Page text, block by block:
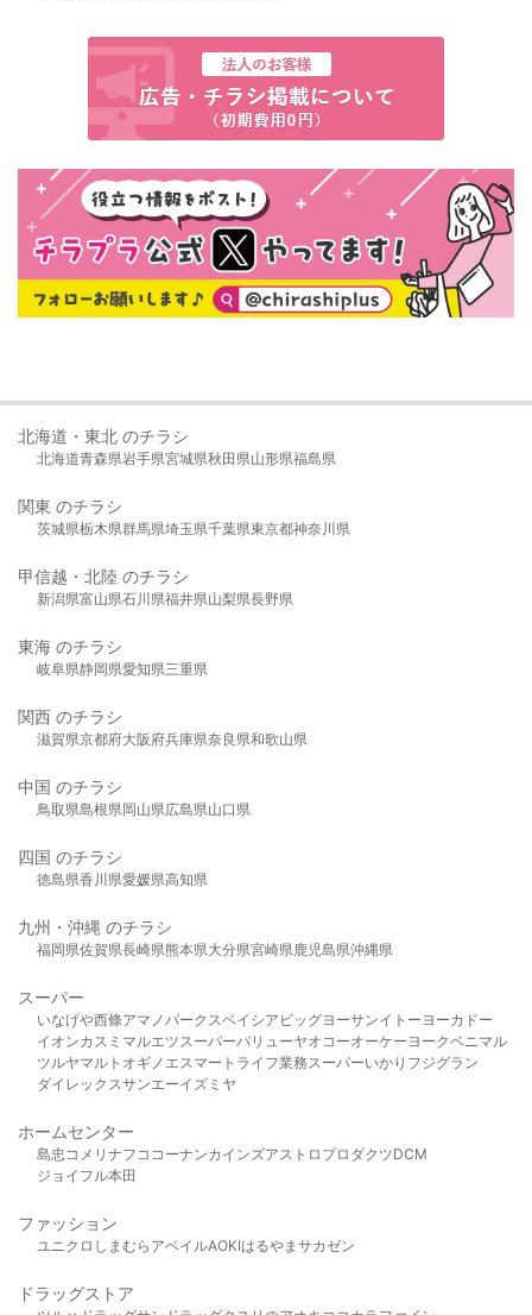
北海道・東北 のチラシ
北海道青森県岩手県宮城県秋田県山形県福島県
関東 のチラシ
茨城県栃木県群馬県埼玉県千葉県東京都神奈川県
甲信越・北陸 のチラシ
新潟県富山県石川県福井県山梨県長野県
東海 のチラシ
岐阜県静岡県愛知県三重県
関西 のチラシ
滋賀県京都府大阪府兵庫県奈良県和歌山県
中国 のチラシ
鳥取県島根県岡山県広島県山口県
四国 のチラシ
徳島県香川県愛媛県高知県
九州・沖縄 のチラシ
福岡県佐賀県長崎県熊本県大分県宮崎県鹿児島県沖縄県
スーパー
いなげや西條アマノパークスベイシア ビッグヨーサンイトーヨーカドー
イオンカスミ マルエツスーパーバリューヤオコーオーケー ヨークベニマル
ツルヤマルト オギノ エスマート ライフ業務スーパーいかり フジグラン
ダイレックスサンエーイズミヤ
ホームセンター
島忠 コメリ ナフコ コーナンカインズアストロプロダクツDCM
ジョイフル本田
ファッション
ユニクロ しまむら アベイルAOKIはるやま サカゼン
ドラッグストア